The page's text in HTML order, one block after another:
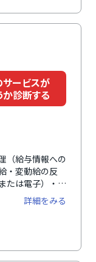
サービスが
か診断する
（給与情報への
・変動給の反
たは電子）・一
ータの提供）と
与計算アウトソ
ては、新規で
詳細をみる